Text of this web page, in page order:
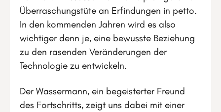
Überraschungstüte an Erfindungen in petto.
In den kommenden Jahren wird es also
wichtiger denn je, eine bewusste Beziehung
zu den rasenden Veränderungen der
Technologie zu entwickeln.
Der Wassermann, ein begeisterter Freund
des Fortschritts, zeigt uns dabei mit einer